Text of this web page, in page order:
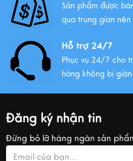
Sản phẩm được
qua trung gian nên
Hỗ trợ 24/7
Phục vụ 24/7 cho
hàng không bị
Đăng ký nhận tin
Đừng bỏ lỡ hàng ngàn sản